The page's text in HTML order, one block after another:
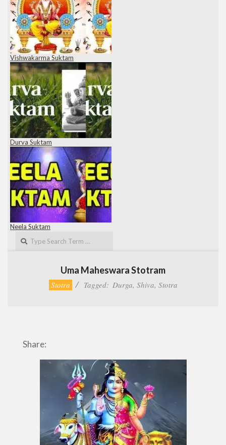
Vishwakarma Suktam
Durva Suktam
Neela Suktam
Uma Maheswara Stotram
Stotra Tagged: Durga, Shiva, Stotra
Share: